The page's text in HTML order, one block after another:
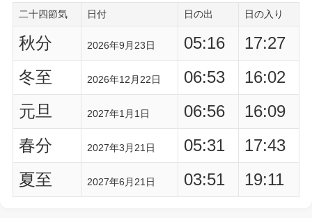
二十四節気 日付 日の出 日の入り
秋分 2026年9月23日 05:16
17:27
冬至
2026年12月22日 06:53
16:02
元旦
2027年1月1日 06:56
16:09
春分
2027年3月21日 05:31
17:43
夏至
2027年6月21日 03:51 19:11